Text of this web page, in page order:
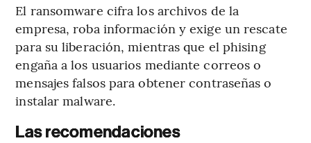
El ransomware cifra los archivos de la
empresa, roba información y exige un rescate
para su liberación, mientras que el phising
engaña a los usuarios mediante correos o
mensajes falsos para obtener contraseñas o
instalar malware.
Las recomendaciones